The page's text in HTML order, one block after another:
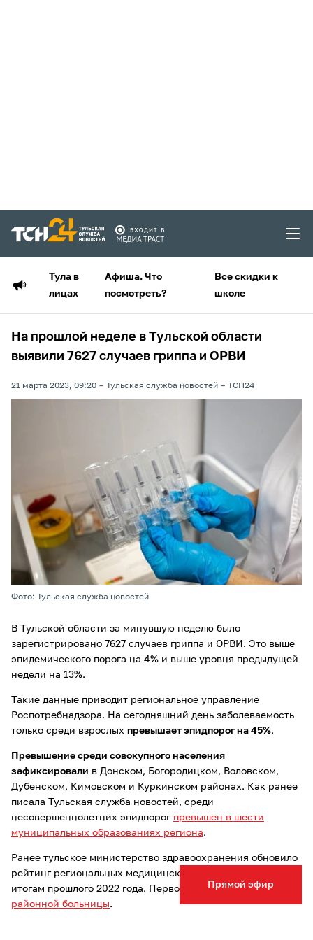
Тула в
лицах
Афиша. Что
посмотреть?
Все скидки к
школе
Прямой эфир
На прошлой неделе в Тульской области
выявили 7627 случаев гриппа и ОРВИ
21 марта 2023, 09:20 Тульская служба новостей ТСН24
Фото: Тульская служба новостей
В Тульской области за минувшую неделю было
зарегистрировано 7627 случаев гриппа и ОРВИ. Это выше
эпидемического порога на 4% и выше уровня предыдущей
недели на 13%.
Такие данные приводит региональное управление
Роспотребнадзора. На сегодняшний день заболеваемость
только среди взрослых превышает эпидпорог на 45%.
Превышение среди совокупного населения
зафиксировали в Донском, Богородицком, Воловском,
Дубенском, Кимовском и Куркинском районах. Как ранее
писала Тульская служба новостей, среди
несовершеннолетних эпидпорог превышен в шести
муниципальных образованиях региона.
Ранее тульское министерство здравоохранения обновило
рейтинг региональных медицинских учреждений по
итогам прошлого 2022 года. Первое место – уЛенинской
районной больницы.